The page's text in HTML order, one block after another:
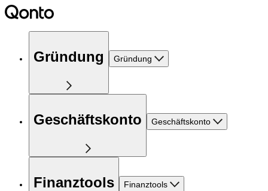
Gründung Gründung
Geschäftskonto Geschäftskonto
Finanztools Finanztools